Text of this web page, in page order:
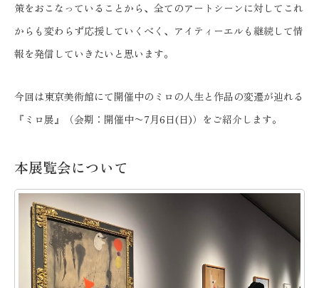
策をおこなっていることから、全てのアートシーンに対してこれ
からも変わらず応援していくべく、アイティーエルも継続して情
報を発信していきたいと思います。
今回は東京美術館にて開催中のミロの人生と作品の変遷が辿れる
『ミロ展』（会期：開催中〜7月6日(日)）をご紹介します。
本展覧会について